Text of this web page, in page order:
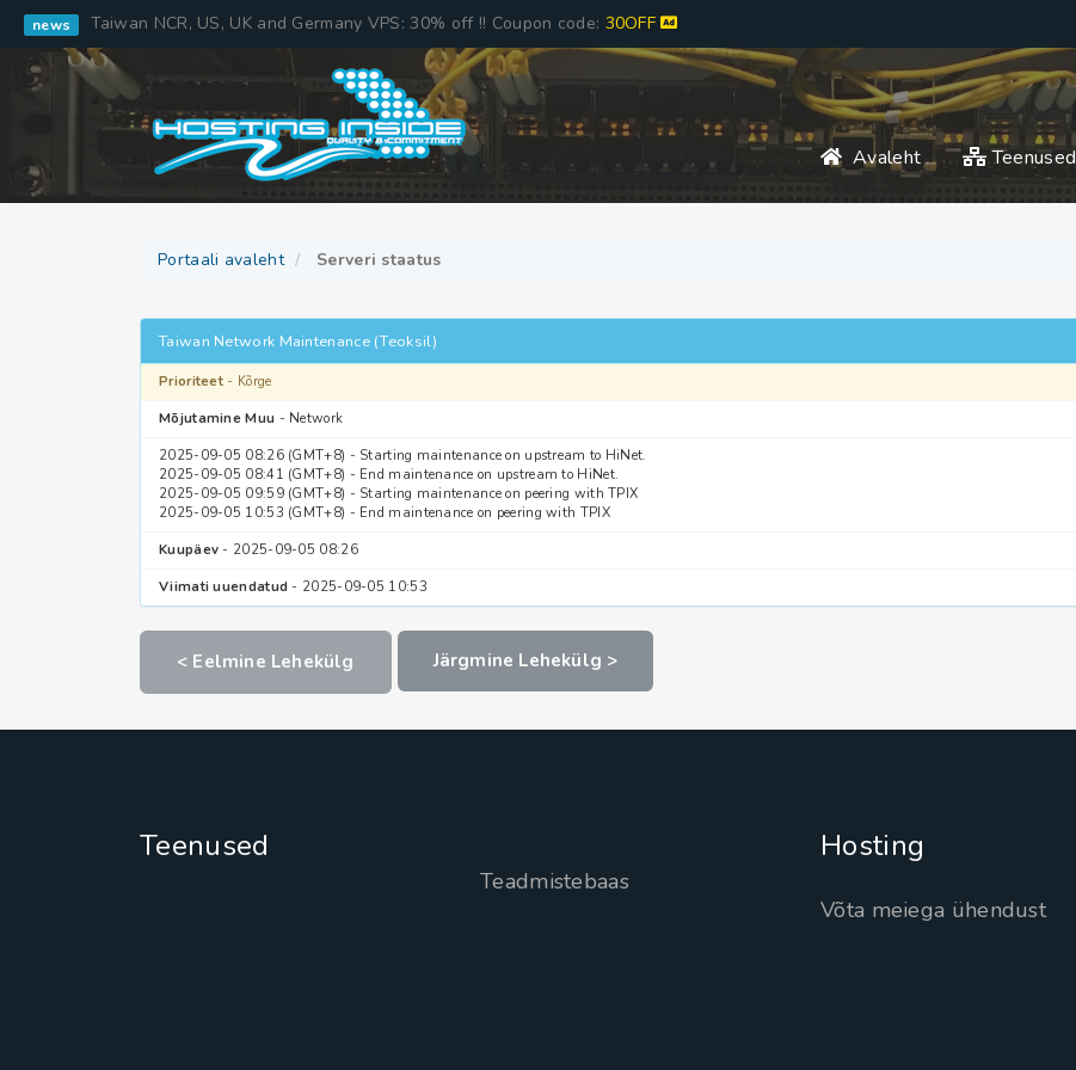
news Taiwan NCR, US, UK and Germany VPS: 30% off !! Coupon code: 30OFF
Avaleht Teenused
Portaali avaleht Serveri staatus
Taiwan Network Maintenance (Teoksil)
Prioriteet - Kõrge
Mõjutamine Muu - Network
2025-09-05 08:26 (GMT+8) - Starting maintenance on upstream to HiNet.
2025-09-05 08:41 (GMT+8) - End maintenance on upstream to HiNet.
2025-09-05 09:59 (GMT+8) - Starting maintenance on peering with TPIX
2025-09-05 10:53 (GMT+8) - End maintenance on peering with TPIX
Kuupäev - 2025-09-05 08:26
Viimati uuendatud - 2025-09-05 10:53
< Eelmine Lehekülg Järgmine Lehekülg >
Teenused
Teadmistebaas
Hosting
Võta meiega ühendust